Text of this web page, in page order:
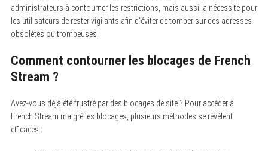
administrateurs à contourner les restrictions, mais aussi la nécessité pour
les utilisateurs de rester vigilants afin d’éviter de tomber sur des adresses
obsolètes ou trompeuses.
Comment contourner les blocages de French
Stream ?
Avez-vous déjà été frustré par des blocages de site ? Pour accéder à
French Stream malgré les blocages, plusieurs méthodes se révèlent
efficaces :